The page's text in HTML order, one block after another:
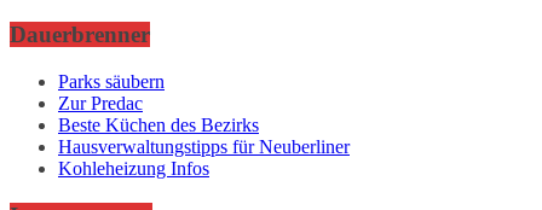
Dauerbrenner
Parks säubern
Zur Predac
Beste Küchen des Bezirks
Hausverwaltungstipps für Neuberliner
Kohleheizung Infos